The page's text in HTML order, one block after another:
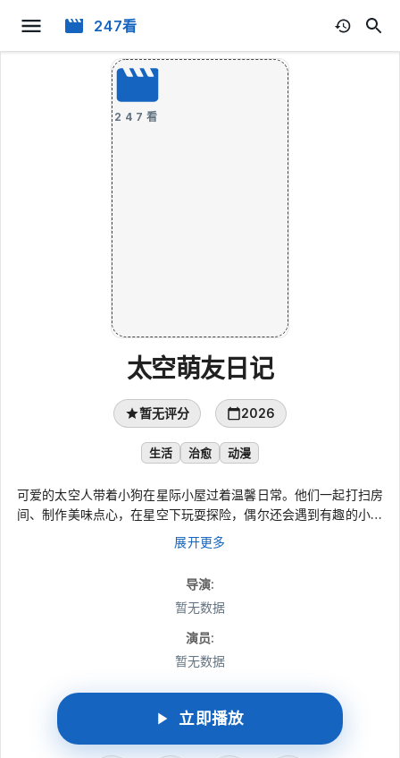
247看
247看
太空萌友日记
暂无评分 2026
生活 治愈 动漫
可爱的太空人带着小狗在星际小屋过着温馨日常。他们一起打扫房
间、制作美味点心，在星空下玩耍探险，偶尔还会遇到有趣的小麻
烦。一人一狗相互陪伴，彼此照顾，每天都充满欢笑与温暖。简单
又治愈的生活小故事，带领小朋友感受友谊与陪伴的美好。
展开更多
导演:
暂无数据
演员:
暂无数据
立即播放